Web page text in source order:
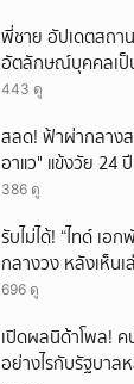
พี่ชาย อัปเดตสถา
อัตลักษณ์บุคคลเป็
และหลักฐานทางนิ
443 ดู
สลด! ฟ้าผ่ากลาง
อาแว" แข้งวัย 24
386 ดู
รับไม่ได้! “ไทด์ เอ
กลางวง หลังเห็น
696 ดู
เปิดผลนิด้าโพล!
อย่างไรกับรัฐบาล